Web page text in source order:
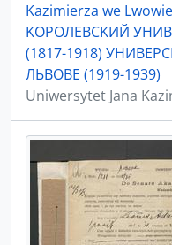
Kazimierza we
KOPOЛEBCKИЙ
(1817-1918)
ЛЬBOBE (1919-1939)
Uniwersytet Jana